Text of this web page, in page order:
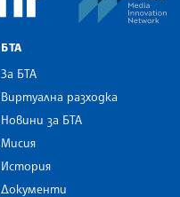
БТА
За БТА
Виртуална разходка
Новини за БТА
Мисия
История
Документи